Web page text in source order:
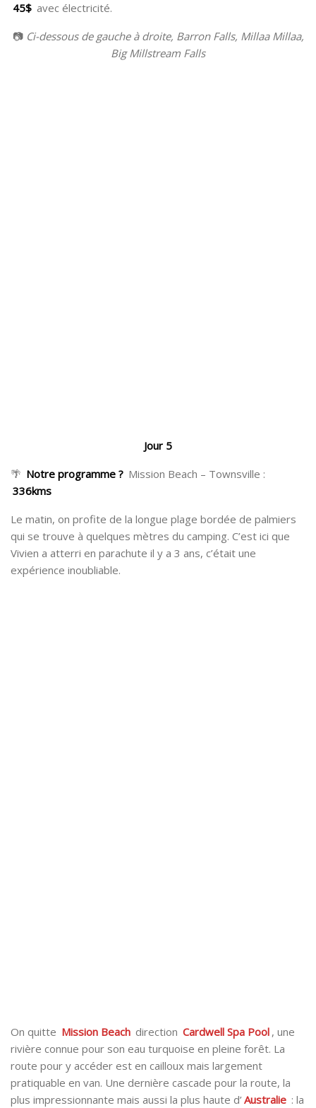
45$ avec électricité.
📷 Ci-dessous de gauche à droite, Barron Falls, Millaa Millaa,
Big Millstream Falls
Jour 5
🌴 Notre programme ? Mission Beach – Townsville :
336kms
Le matin, on profite de la longue plage bordée de palmiers
qui se trouve à quelques mètres du camping. C’est ici que
Vivien a atterri en parachute il y a 3 ans, c’était une
expérience inoubliable.
On quitte Mission Beach direction Cardwell Spa Pool , une
rivière connue pour son eau turquoise en pleine forêt. La
route pour y accéder est en cailloux mais largement
pratiquable en van. Une dernière cascade pour la route, la
plus impressionnante mais aussi la plus haute d’Australie : la